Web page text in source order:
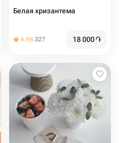
Белая хризантема
4.96327 18 000֏